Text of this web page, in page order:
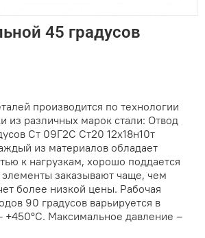
45 градусов
производится по технологии
из различных марок стали: Отвод
Ст 09Г2С Ст20 12х18н10т
из материалов обладает
к нагрузкам, хорошо поддается
заказывают чаще, чем
более низкой цены. Рабочая
90 градусов варьируется в
+450°С. Максимальное давление –